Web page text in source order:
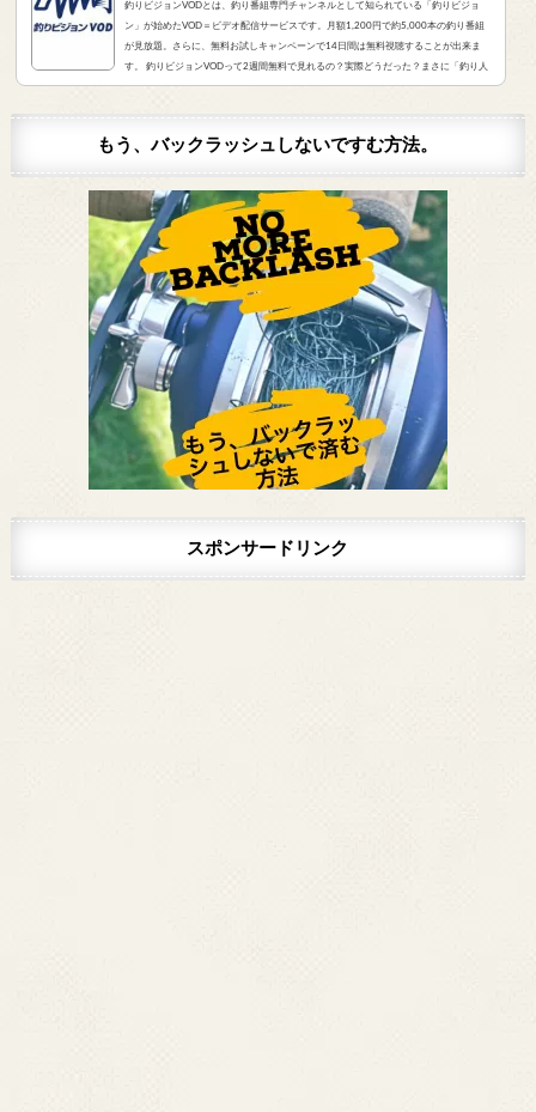
釣りビジョンVODとは、釣り番組専門チャンネルとして知られている「釣りビジョ
ン」が始めたVOD＝ビデオ配信サービスです。月額1,200円で約5,000本の釣り番組
が見放題。さらに、無料お試しキャンペーンで14日間は無料視聴することが出来ま
す。 釣りビジョンVODって2週間無料で見れるの？実際どうだった？まさに「釣り人
が求めていたVOD」でした。実際にサービスを申し込んだので、レビューをお伝えし
もう、バックラッシュしないですむ方法。
スポンサードリンク